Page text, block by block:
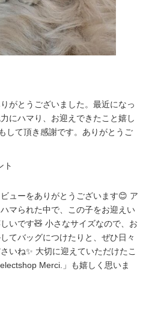
がとうございました。最近になっ
にハマり、お迎えできたこと嬉し
して頂き感謝です。ありがとうご
ト
ューをありがとうございます😊 ア
マられた中で、この子をお迎えい
いです🧸 小さなサイズなので、お
てバッグにつけたりと、ぜひ日々
いね✨ 大切に迎えていただけたこ
Merci.」も嬉しく思いま